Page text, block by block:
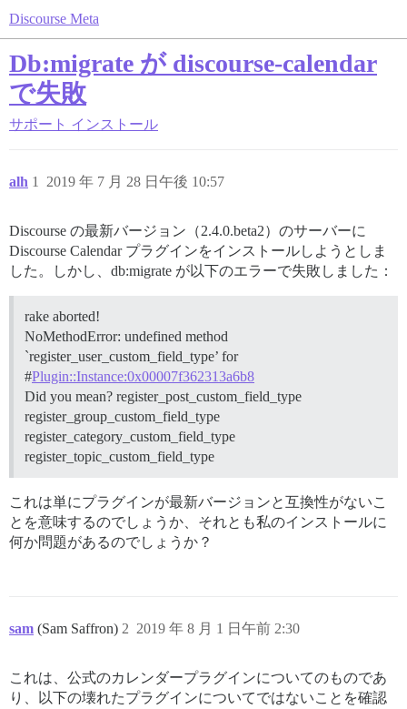
Discourse Meta
Db:migrate が discourse-calendar
で失敗
サポート インストール
alh 2019 年 7 月 28 日午後 10:57
1
Discourse の最新バージョン（2.4.0.beta2）のサーバーに
Discourse Calendar プラグインをインストールしようとしま
した。しかし、db:migrate が以下のエラーで失敗しました：
rake aborted!
NoMethodError: undefined method
`register_user_custom_field_type’ for
#Plugin::Instance:0x00007f362313a6b8
Did you mean? register_post_custom_field_type
register_group_custom_field_type
register_category_custom_field_type
register_topic_custom_field_type
これは単にプラグインが最新バージョンと互換性がないこ
とを意味するのでしょうか、それとも私のインストールに
何か問題があるのでしょうか？
sam (Sam Saffron) 2019 年 8 月 1 日午前 2:30
2
これは、公式のカレンダープラグインについてのものであ
り、以下の壊れたプラグインについてではないことを確認